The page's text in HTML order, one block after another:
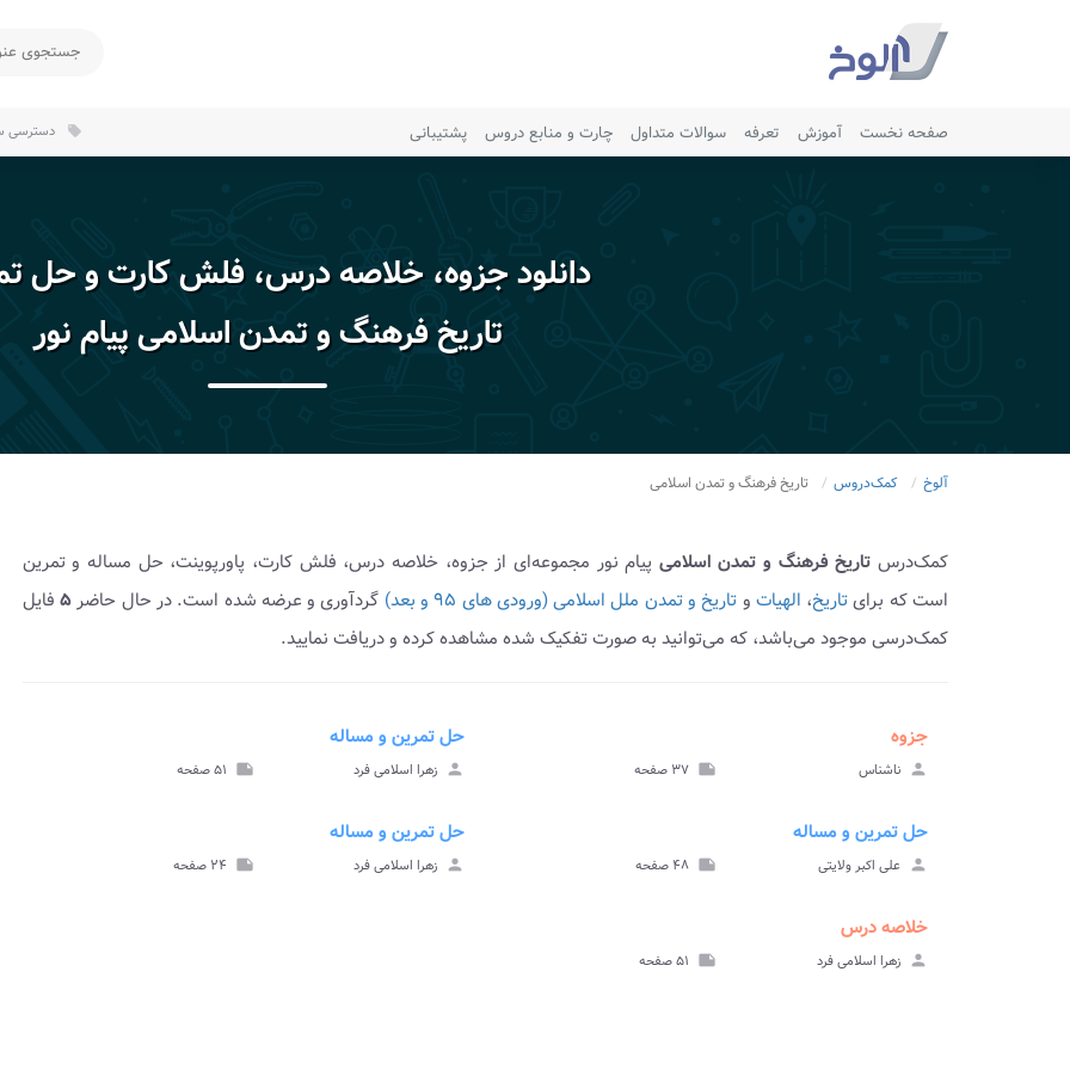
صفحه نخست آموزش تعرفه سوالات متداول چارت و منابع دروس پشتیبانی local_offer دسترسی
دانلود جزوه، خلاصه درس، فلش کارت و حل
تاریخ فرهنگ و تمدن اسلامی پیام نور
آلوخ کمک‌دروس تاریخ فرهنگ و تمدن اسلامی
کمک‌درس تاریخ فرهنگ و تمدن اسلامی پیام نور مجموعه‌ای از جزوه، خلاصه درس، فلش کارت، پاورپوینت، حل مساله و تمرین
است که برایتاریخ، الهیات و تاریخ و تمدن ملل اسلامی (ورودی های ۹۵ و بعد) گردآوری و عرضه شده است. در حال حاضر۵فایل
کمک‌درسی موجود می‌باشد، که می‌توانید به صورت تفکیک شده مشاهده کرده و دریافت نمایید.
جزوه
person ناشناس note ۳۷ صفحه
حل تمرین و مساله
person زهرا اسلامی فرد note ۵۱ صفحه
حل تمرین و مساله
person علی اکبر ولایتی note ۴۸ صفحه
حل تمرین و مساله
person زهرا اسلامی فرد note ۲۴ صفحه
خلاصه درس
person زهرا اسلامی فرد note ۵۱ صفحه